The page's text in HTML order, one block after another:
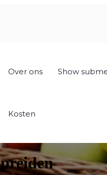
Over ons Show
Kosten